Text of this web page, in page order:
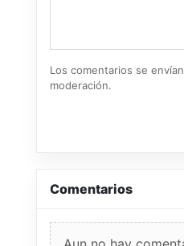
Los comentarios se
moderación.
Comentarios